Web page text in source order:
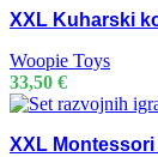
XXL Kuharski
Woopie Toys
33,50 €
XXL